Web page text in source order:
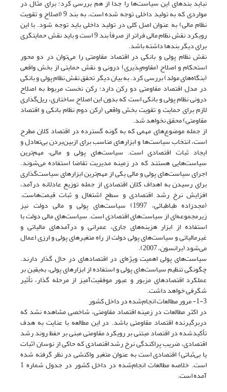
نباید بندهای این سیاست‌ها را جدا از هم بررسی کرد؛ برای مثال در
مواردی که به تولید داخلی توجه شده است، به بند 9 (اصلاح و تقویت
نظام مالی) به عنوان اصل کلی در تولید داخلی باید توجه شود. با این
رویکرد نقش نظام مالی فراتر از صرفاً بند 9 است و باید نقش حمایتگری
برای دیگر بندها داشته باشد.
نقش نظام پولی و بانکی در اقتصاد مقاومتی را می‌توان در دو محور
استحکام و اصلاح (مقاوم‌پذیری) درونی و نقش حمایتی از بخش واقعی
(بنگاه‌های مولد) بررسی کرد. به بیان دیگر تحقق نقش نظام پولی و بانکی
در مدل اقتصاد مقاومتی دو رکن دارد؛ رکن نخست مربوط به اصلاح
درونی نظام پولی و بانکی است که بدون این اصلاح ساختاری، ریل‌گذاری
لازم برای حمایت و تقویت بخش واقعی (رکن دوم نظام بانکی و اقتصاد
مقاومتی) محقق نخواهد شد.
از جمله موضوع‌های مهمی که به گونه گسترده در اقتصاد کلان مطرح
است، انتخاب سیاست‌ها و ابزارهای مناسب برای ازبین‌بردن بی‌تعادل و
ایجاد ثبات اقتصادی است. سیاست‌های پولی و مالی، مهم‌ترین
سیاست‌هایی هستند که در زمینه مدیریت تقاضا استفاده می‌شوند.
اجرای سیاست‌های پولی و مالی یکی از مهم‌ترین ابزارهای سیاست‌گذاری
برای رسیدن به اهداف کلان اقتصادی از جمله توزیع عادلانه درآمد،
افزایش نرخ رشد اقتصادی و سطح اشتغال و ثبات قیمت‌هاست.
(مجدزاده طباطبائی، 1997) سیاست‌های پولی و مالی دولت نیز
زیرمجموعه‌ای از سیاست‌های اقتصادی است. سیاست‌های مالی دولت با
استفاده از ابزار هزینه‌های جاری، عمرانی و درآمدهای مالیاتی و
غیرمالیاتی و سیاست‌های پولی دولت از راه متغیرهای پولی و ارزی اعمال
می‌شود (برانسون، 2007).
سیاست‌های پولی اهمیت ویژه‌ای در اقتصادهای در حال گذار دارند.
چگونگی تنظیم سیاست‌های پولی و استفاده از ابزارهای پولی، به‌یقین بر
عملکرد اقتصادهای مزبور و عبور موفقیت‌آمیز از مرحله گذار، تأثیر
شگرفی خواهد داشت.
1-3- مرور مطالعات انجام‌شده در داخل کشور
در اکثر مطالعات در زمینه اقتصاد مقاومتی، شاخصی مشاهده نشد که
دربرگیرنده اقتصاد مقاومتی باشد. در این مطالعه با عنایت به هدف
تأکید‌شده در اقتصاد مبتنی بر رویکرد مقاومتی مبنی بر حفظ روند رشد
اقتصادی، ضریب پراکندگی نرخ رشد اقتصادی که حاکی از نوسان (ثبات
یا بی‌ثباتی) اقتصادی است به عنوان متغیر واکنشی در نظر گرفته شده
است. خلاصه مطالعات انجام‌شده در داخل کشور در جدول شماره 1
آمده است.